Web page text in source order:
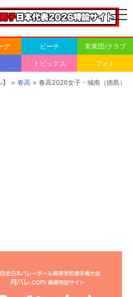
グ ビーチ 実業団/クラブ
トピックス フォト
> 春高 > 春高2026女子・城南（徳島）